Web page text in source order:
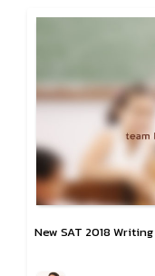
New SAT 2018 Writing